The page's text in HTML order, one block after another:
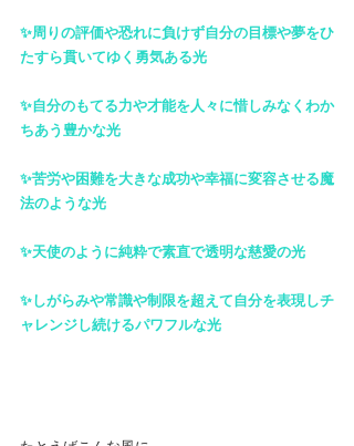
✨周りの評価や恐れに負けず自分の目標や夢をひ
たすら貫いてゆく勇気ある光
✨自分のもてる力や才能を人々に惜しみなくわか
ちあう豊かな光
✨苦労や困難を大きな成功や幸福に変容させる魔
法のような光
✨天使のように純粋で素直で透明な慈愛の光
✨しがらみや常識や制限を超えて自分を表現しチ
ャレンジし続けるパワフルな光